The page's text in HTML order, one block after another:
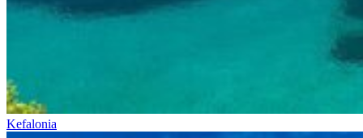
Kefalonia